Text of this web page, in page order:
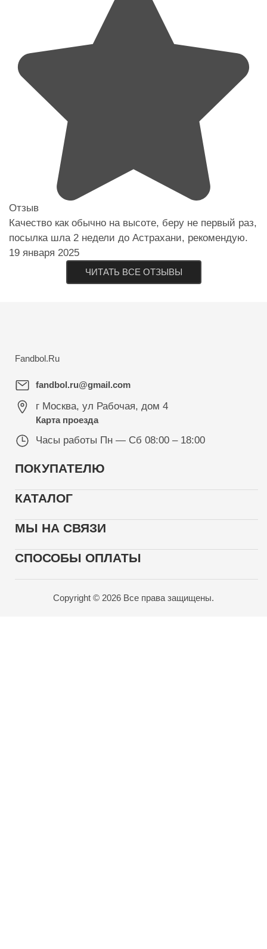
Отзыв
Качество как обычно на высоте, беру не первый раз,
посылка шла 2 недели до Астрахани, рекомендую.
19 января 2025
ЧИТАТЬ ВСЕ ОТЗЫВЫ
Fandbol.Ru
fandbol.ru@gmail.com
г Москва, ул Рабочая, дом 4
Карта проезда
Часы работы Пн — Сб 08:00 – 18:00
ПОКУПАТЕЛЮ
КАТАЛОГ
МЫ НА СВЯЗИ
СПОСОБЫ ОПЛАТЫ
Copyright © 2026 Все права защищены.